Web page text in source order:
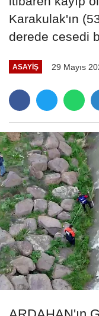
Karakulak'ın
derede cesedi
ASAYIŞ 29 Mayıs